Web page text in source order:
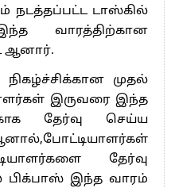
நடத்தப்பட்ட டாஸ்கில்
வாரத்திற்கான
ஆனார்.
முதல்
இருவரை இந்த
தேர்வு செய்ய
தேர்வு
இந்த வாரம்